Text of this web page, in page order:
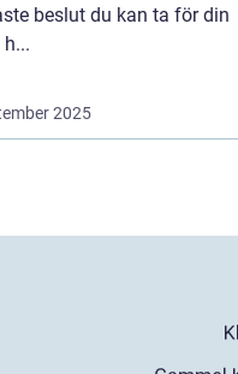
beslut du kan ta för din
2025